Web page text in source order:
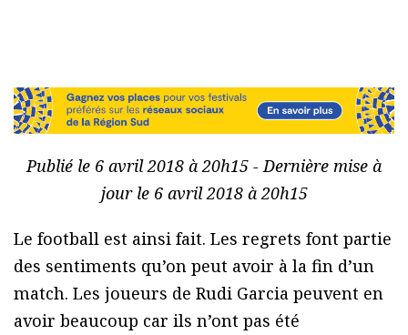
Publié le 6 avril 2018 à 20h15 - Dernière mise à
jour le 6 avril 2018 à 20h15
Le football est ainsi fait. Les regrets font partie
des sentiments qu’on peut avoir à la fin d’un
match. Les joueurs de Rudi Garcia peuvent en
avoir beaucoup car ils n’ont pas été